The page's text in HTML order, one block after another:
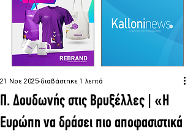
Π. Δουδωνής στις Βρυξέλλες | «Η
Ευρώπη να δράσει πιο αποφασιστικά
21 Νοε 2025 διαβάστηκε 1 λεπτά